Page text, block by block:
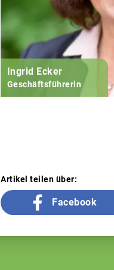
Ingrid Ecker
Geschäftsführerin
Artikel teilen über:
Facebook